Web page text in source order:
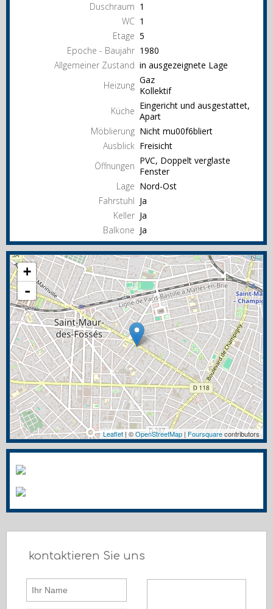
Duschraum 1
WC 1
Etage 5
Epoche - Baujahr 1980
Allgemeiner Zustand in ausgezeignete Lage
Heizung Gaz
Kollektif
Küche Eingericht und ausgestattet,
Apart
Möblierung Nicht mu00f6bliert
Ausblick Freisicht
Öffnungen PVC, Doppelt verglaste
Fenster
Lage Nord-Ost
Fahrstuhl Ja
Keller Ja
Balkone Ja
+
-
Leaflet | ©OpenStreetMap | Foursquarecontributors
kontaktieren Sie uns